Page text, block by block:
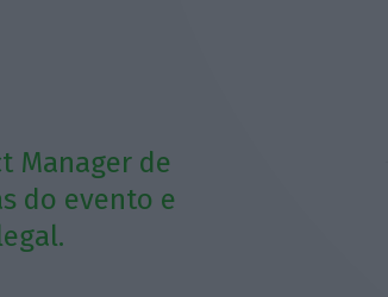
Manager de
do evento e